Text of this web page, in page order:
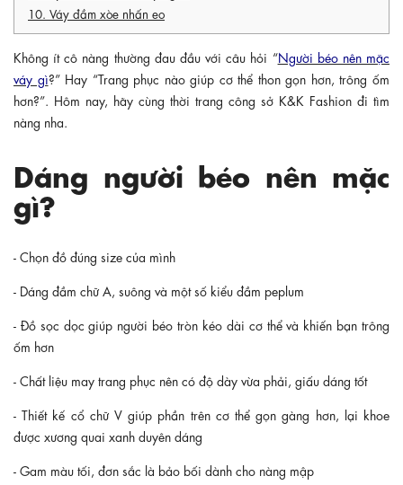
10. Váy đầm xòe nhấn eo
Không ít cô nàng thường đau đầu với câu hỏi “Người béo nên mặc
váy gì?” Hay “Trang phục nào giúp cơ thể thon gọn hơn, trông ốm
hơn?”. Hôm nay, hãy cùng thời trang công sở K&K Fashion đi tìm
nàng nha.
Dáng người béo nên mặc
gì?
- Chọn đồ đúng size của mình
- Dáng đầm chữ A, suông và một số kiểu đầm peplum
- Đồ sọc dọc giúp người béo tròn kéo dài cơ thể và khiến bạn trông
ốm hơn
- Chất liệu may trang phục nên có độ dày vừa phải, giấu dáng tốt
- Thiết kế cổ chữ V giúp phần trên cơ thể gọn gàng hơn, lại khoe
được xương quai xanh duyên dáng
- Gam màu tối, đơn sắc là bảo bối dành cho nàng mập